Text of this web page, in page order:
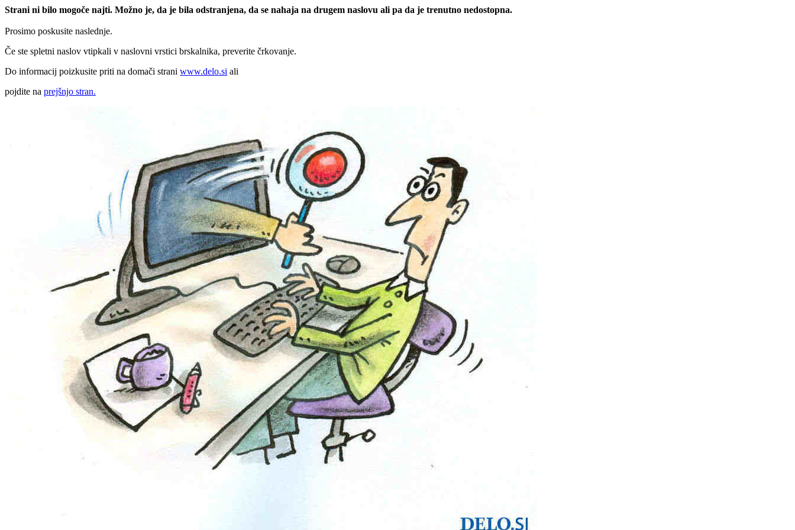
Strani ni bilo mogoče najti. Možno je, da je bila odstranjena, da se nahaja na drugem naslovu ali pa da je trenutno nedostopna.
Prosimo poskusite naslednje.
Če ste spletni naslov vtipkali v naslovni vrstici brskalnika, preverite črkovanje.
Do informacij poizkusite priti na domači strani www.delo.si ali
pojdite na prejšnjo stran.